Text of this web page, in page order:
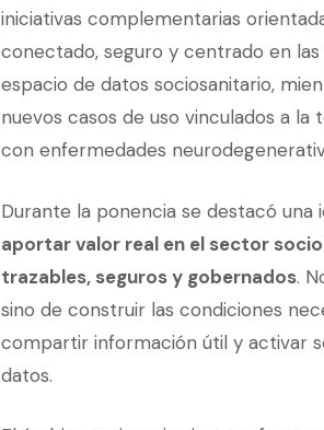
iniciativas complementarias
conectado, seguro y centrado en las
espacio de datos sociosanitario,
nuevos casos de uso vinculados a
con enfermedades
Durante la ponencia se destacó una
aportar valor real en el sector
trazables, seguros y gobernados.
sino de construir las condiciones
compartir información útil y activar
datos.